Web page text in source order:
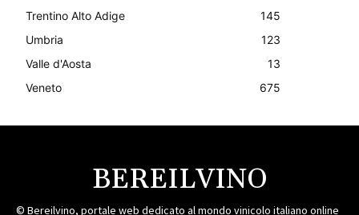
Trentino Alto Adige
145
Umbria
123
Valle d'Aosta
13
Veneto
675
BEREILVINO
© Bereilvino, portale web dedicato al mondo vinicolo italiano online